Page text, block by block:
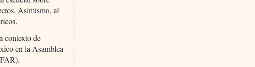
Asimismo, al
contexto de
en la Asamblea